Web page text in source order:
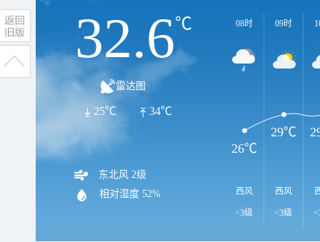
32.6℃
雷达图
34℃
25℃
东北风 2级
相对湿度 52%
08时
西风
<3级
09时
西风
<3级
26℃
29℃